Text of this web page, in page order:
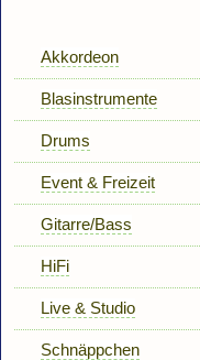
Akkordeon
Blasinstrumente
Drums
Event & Freizeit
Gitarre/Bass
HiFi
Live & Studio
Schnäppchen